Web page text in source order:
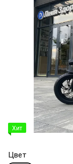
Хит
Цвет